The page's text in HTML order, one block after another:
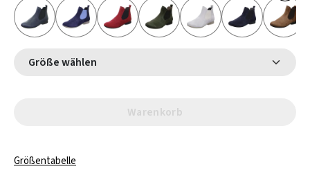
Größe wählen
Warenkorb
Größentabelle